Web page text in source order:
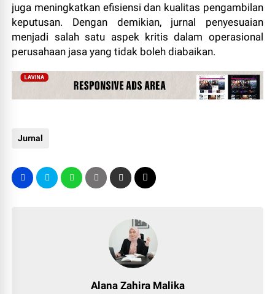
juga meningkatkan efisiensi dan kualitas pengambilan
keputusan. Dengan demikian, jurnal penyesuaian
menjadi salah satu aspek kritis dalam operasional
perusahaan jasa yang tidak boleh diabaikan.
Jurnal
Alana Zahira Malika